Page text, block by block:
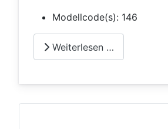
Modellcode(s): 146
Weiterlesen …